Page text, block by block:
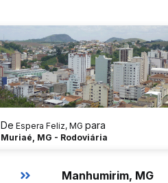
De Espera Feliz, MG para
Muriaé, MG - Rodoviária
Manhumirim, MG